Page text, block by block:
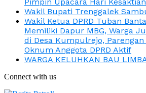
Wakil Bupati Trenggalek
Wakil Ketua DPRD Tuban
Memiliki Dapur MBG, Warga
di Desa Kumpulrejo,
Oknum Anggota DPRD Aktif
WARGA KELUHKAN BAU
Connect with us